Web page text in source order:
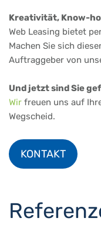
Kreativität, Know-
Web Leasing bietet
Machen Sie sich
Auftraggeber von
Und jetzt sind Sie
Wir freuen uns auf
Wegscheid.
KONTAKT